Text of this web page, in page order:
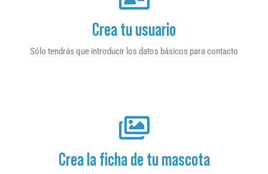
Crea tu usuario
Sólo tendrás que introducir los datos básicos para contacto
Crea la ficha de tu mascota